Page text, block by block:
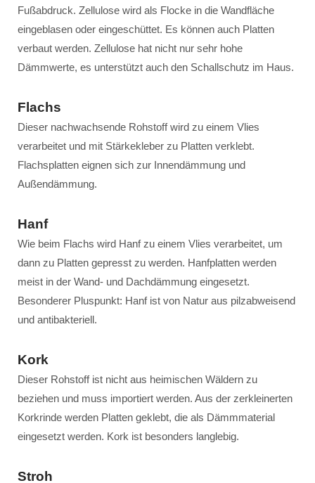
Fußabdruck. Zellulose wird als Flocke in die Wandfläche
eingeblasen oder eingeschüttet. Es können auch Platten
verbaut werden. Zellulose hat nicht nur sehr hohe
Dämmwerte, es unterstützt auch den Schallschutz im Haus.
Flachs
Dieser nachwachsende Rohstoff wird zu einem Vlies
verarbeitet und mit Stärkekleber zu Platten verklebt.
Flachsplatten eignen sich zur Innendämmung und
Außendämmung.
Hanf
Wie beim Flachs wird Hanf zu einem Vlies verarbeitet, um
dann zu Platten gepresst zu werden. Hanfplatten werden
meist in der Wand- und Dachdämmung eingesetzt.
Besonderer Pluspunkt: Hanf ist von Natur aus pilzabweisend
und antibakteriell.
Kork
Dieser Rohstoff ist nicht aus heimischen Wäldern zu
beziehen und muss importiert werden. Aus der zerkleinerten
Korkrinde werden Platten geklebt, die als Dämmmaterial
eingesetzt werden. Kork ist besonders langlebig.
Stroh